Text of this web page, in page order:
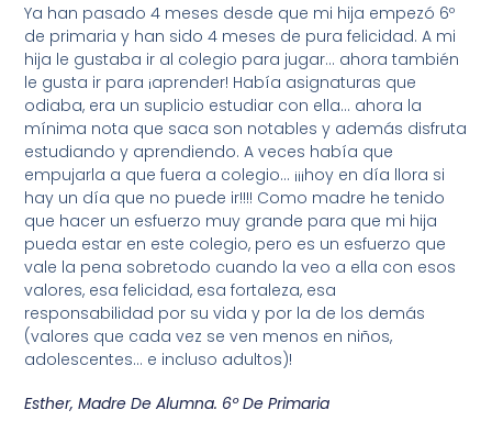
Ya han pasado 4 meses desde que mi hija empezó 6º
de primaria y han sido 4 meses de pura felicidad. A mi
hija le gustaba ir al colegio para jugar... ahora también
le gusta ir para ¡aprender! Había asignaturas que
odiaba, era un suplicio estudiar con ella... ahora la
mínima nota que saca son notables y además disfruta
estudiando y aprendiendo. A veces había que
empujarla a que fuera a colegio... ¡¡¡hoy en día llora si
hay un día que no puede ir!!!! Como madre he tenido
que hacer un esfuerzo muy grande para que mi hija
pueda estar en este colegio, pero es un esfuerzo que
vale la pena sobretodo cuando la veo a ella con esos
valores, esa felicidad, esa fortaleza, esa
responsabilidad por su vida y por la de los demás
(valores que cada vez se ven menos en niños,
adolescentes... e incluso adultos)!
Esther, Madre De Alumna. 6º De Primaria